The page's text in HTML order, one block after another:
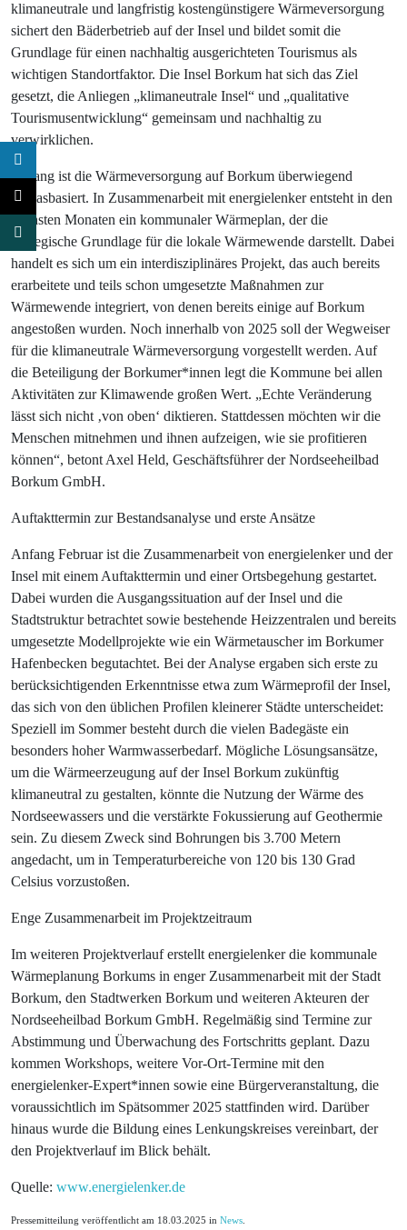
klimaneutrale und langfristig kostengünstigere Wärmeversorgung
sichert den Bäderbetrieb auf der Insel und bildet somit die
Grundlage für einen nachhaltig ausgerichteten Tourismus als
wichtigen Standortfaktor. Die Insel Borkum hat sich das Ziel
gesetzt, die Anliegen „klimaneutrale Insel“ und „qualitative
Tourismusentwicklung“ gemeinsam und nachhaltig zu
verwirklichen.
Bislang ist die Wärmeversorgung auf Borkum überwiegend
erdgasbasiert. In Zusammenarbeit mit energielenker entsteht in den
nächsten Monaten ein kommunaler Wärmeplan, der die
strategische Grundlage für die lokale Wärmewende darstellt. Dabei
handelt es sich um ein interdisziplinäres Projekt, das auch bereits
erarbeitete und teils schon umgesetzte Maßnahmen zur
Wärmewende integriert, von denen bereits einige auf Borkum
angestoßen wurden. Noch innerhalb von 2025 soll der Wegweiser
für die klimaneutrale Wärmeversorgung vorgestellt werden. Auf
die Beteiligung der Borkumer*innen legt die Kommune bei allen
Aktivitäten zur Klimawende großen Wert. „Echte Veränderung
lässt sich nicht ‚von oben‘ diktieren. Stattdessen möchten wir die
Menschen mitnehmen und ihnen aufzeigen, wie sie profitieren
können“, betont Axel Held, Geschäftsführer der Nordseeheilbad
Borkum GmbH.
Auftakttermin zur Bestandsanalyse und erste Ansätze
Anfang Februar ist die Zusammenarbeit von energielenker und der
Insel mit einem Auftakttermin und einer Ortsbegehung gestartet.
Dabei wurden die Ausgangssituation auf der Insel und die
Stadtstruktur betrachtet sowie bestehende Heizzentralen und bereits
umgesetzte Modellprojekte wie ein Wärmetauscher im Borkumer
Hafenbecken begutachtet. Bei der Analyse ergaben sich erste zu
berücksichtigenden Erkenntnisse etwa zum Wärmeprofil der Insel,
das sich von den üblichen Profilen kleinerer Städte unterscheidet:
Speziell im Sommer besteht durch die vielen Badegäste ein
besonders hoher Warmwasserbedarf. Mögliche Lösungsansätze,
um die Wärmeerzeugung auf der Insel Borkum zukünftig
klimaneutral zu gestalten, könnte die Nutzung der Wärme des
Nordseewassers und die verstärkte Fokussierung auf Geothermie
sein. Zu diesem Zweck sind Bohrungen bis 3.700 Metern
angedacht, um in Temperaturbereiche von 120 bis 130 Grad
Celsius vorzustoßen.
Enge Zusammenarbeit im Projektzeitraum
Im weiteren Projektverlauf erstellt energielenker die kommunale
Wärmeplanung Borkums in enger Zusammenarbeit mit der Stadt
Borkum, den Stadtwerken Borkum und weiteren Akteuren der
Nordseeheilbad Borkum GmbH. Regelmäßig sind Termine zur
Abstimmung und Überwachung des Fortschritts geplant. Dazu
kommen Workshops, weitere Vor-Ort-Termine mit den
energielenker-Expert*innen sowie eine Bürgerveranstaltung, die
voraussichtlich im Spätsommer 2025 stattfinden wird. Darüber
hinaus wurde die Bildung eines Lenkungskreises vereinbart, der
den Projektverlauf im Blick behält.
Quelle: www.energielenker.de
Pressemitteilung veröffentlicht am 18.03.2025 in News.